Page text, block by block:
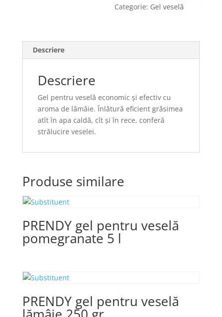
Categorie: Gel veselă
Descriere
Descriere
Gel pentru veselă economic şi efectiv cu
aroma de lămâie. Înlătură eficient grăsimea
atît în apa caldă, cît şi în rece, conferă
strălucire veselei.
Produse similare
PRENDY gel pentru veselă
pomegranate 5 l
PRENDY gel pentru veselă